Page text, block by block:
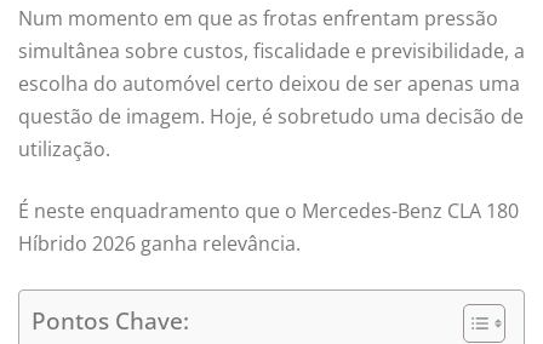
Num momento em que as frotas enfrentam pressão
simultânea sobre custos, fiscalidade e previsibilidade, a
escolha do automóvel certo deixou de ser apenas uma
questão de imagem. Hoje, é sobretudo uma decisão de
utilização.
É neste enquadramento que o Mercedes-Benz CLA 180
Híbrido 2026 ganha relevância.
Pontos Chave: